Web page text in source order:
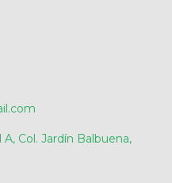
Col. Jardín Balbuena,